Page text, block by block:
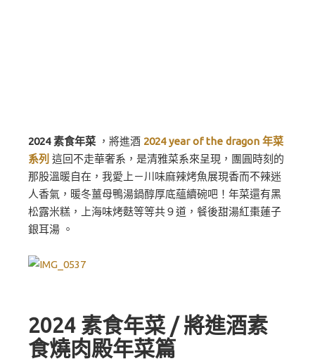
2024 素食年菜 ，將進酒 2024 year of the dragon 年菜
系列 這回不走華奢系，是清雅菜系來呈現，團圓時刻的
那股溫暖自在，我愛上－川味麻辣烤魚展現香而不辣迷
人香氣，暖冬薑母鴨湯鍋醇厚底蘊續碗吧！年菜還有黑
松露米糕，上海味烤麩等等共９道，餐後甜湯紅棗蓮子
銀耳湯 。
2024 素食年菜 / 將進酒素
食燒肉殿年菜篇